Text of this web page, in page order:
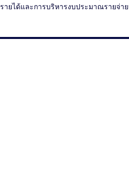
ายได้และการบริหารงบประมาณรายจ่า